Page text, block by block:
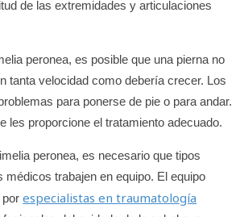
de las extremidades y articulaciones
peronea, es posible que una pierna no
tanta velocidad como debería crecer. Los
para ponerse de pie o para andar.
les proporcione el tratamiento adecuado.
peronea, es necesario que tipos
médicos trabajen en equipo. El equipo
porespecialistas en traumatología